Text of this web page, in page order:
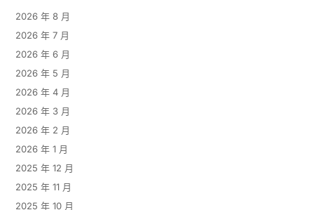
2026 年 8 月
2026 年 7 月
2026 年 6 月
2026 年 5 月
2026 年 4 月
2026 年 3 月
2026 年 2 月
2026 年 1 月
2025 年 12 月
2025 年 11 月
2025 年 10 月